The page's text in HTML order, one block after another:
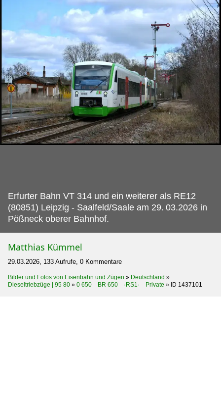
Erfurter Bahn VT 314 und ein weiterer als RE12
(80851) Leipzig - Saalfeld/Saale am 29. 03.2026 in
Pößneck oberer Bahnhof.
Matthias Kümmel
29.03.2026, 133 Aufrufe, 0 Kommentare
Bilder und Fotos von Eisenbahn und Zügen » Deutschland »
Dieseltriebzüge | 95 80 » 0 650 BR 650 ·RS1· Private » ID 1437101